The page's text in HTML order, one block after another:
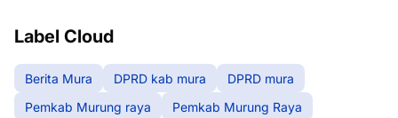
Label Cloud
Berita Mura DPRD kab mura
DPRD mura
Pemkab Murung raya
Pemkab Murung Raya